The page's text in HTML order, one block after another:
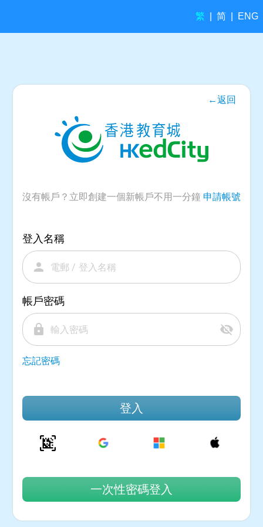
繁 简 ENG
←返回
沒有帳戶？立即創建一個新帳戶不用一分鐘 申請帳號
登入名稱
person
帳戶密碼
lock visibility_off
忘記密碼